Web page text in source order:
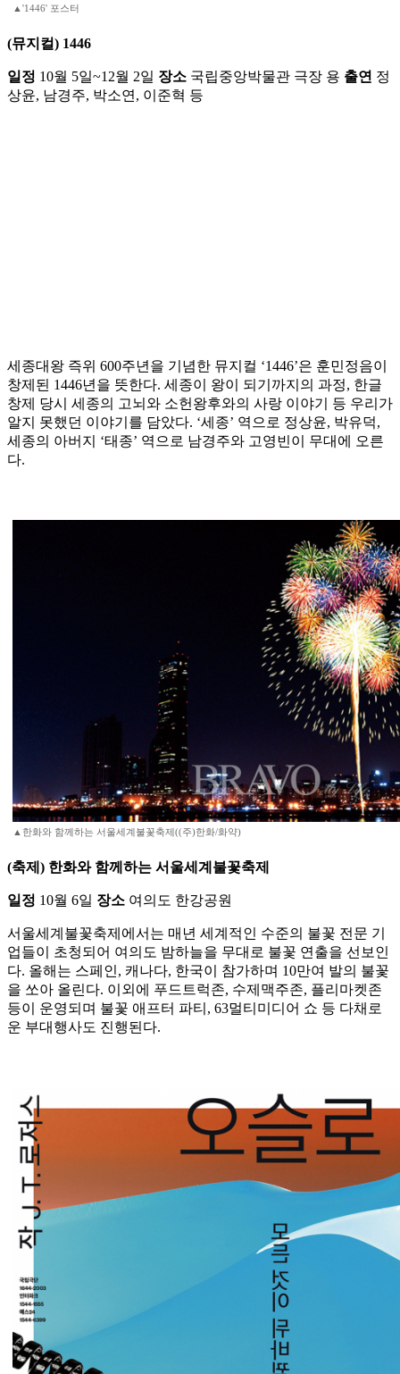
▲'1446' 포스터
(뮤지컬) 1446
일정 10월 5일~12월 2일 장소 국립중앙박물관 극장 용 출연 정
상윤, 남경주, 박소연, 이준혁 등
세종대왕 즉위 600주년을 기념한 뮤지컬 ‘1446’은 훈민정음이
창제된 1446년을 뜻한다. 세종이 왕이 되기까지의 과정, 한글
창제 당시 세종의 고뇌와 소헌왕후와의 사랑 이야기 등 우리가
알지 못했던 이야기를 담았다. ‘세종’ 역으로 정상윤, 박유덕,
세종의 아버지 ‘태종’ 역으로 남경주와 고영빈이 무대에 오른
다.
▲한화와 함께하는 서울세계불꽃축제((주)한화/화약)
(축제) 한화와 함께하는 서울세계불꽃축제
일정 10월 6일 장소 여의도 한강공원
서울세계불꽃축제에서는 매년 세계적인 수준의 불꽃 전문 기
업들이 초청되어 여의도 밤하늘을 무대로 불꽃 연출을 선보인
다. 올해는 스페인, 캐나다, 한국이 참가하며 10만여 발의 불꽃
을 쏘아 올린다. 이외에 푸드트럭존, 수제맥주존, 플리마켓존
등이 운영되며 불꽃 애프터 파티, 63멀티미디어 쇼 등 다채로
운 부대행사도 진행된다.